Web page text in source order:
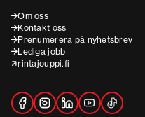
Om oss
Kontakt oss
Prenumerera på nyhetsbrev
Lediga jobb
rintajouppi.fi